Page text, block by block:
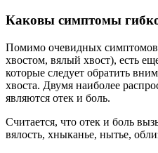
Каковы симптомы
Помимо очевидных симптомов
хвостом, вялый хвост), есть
которые следует обратить
хвоста. Двумя наиболее
являются отек и боль.
Считается, что отек и боль
вялость, хныканье, нытье,